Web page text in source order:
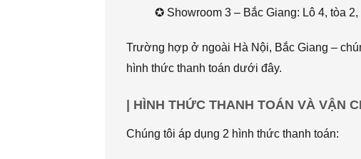
✪ Showroom 3 – Bắc Giang: Lô 4, tòa
Trường hợp ở ngoài Hà Nội, Bắc Giang –
hình thức thanh toán dưới đây.
| HÌNH THỨC THANH TOÁN VÀ VẬN
Chúng tôi áp dụng 2 hình thức thanh toán: